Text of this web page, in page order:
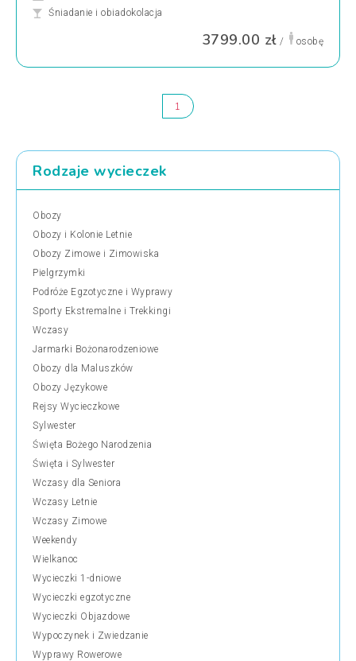
Śniadanie i obiadokolacja
3799.00 zł / osobę
1
Rodzaje wycieczek
Obozy
Obozy i Kolonie Letnie
Obozy Zimowe i Zimowiska
Pielgrzymki
Podróże Egzotyczne i Wyprawy
Sporty Ekstremalne i Trekkingi
Wczasy
Jarmarki Bożonarodzeniowe
Obozy dla Maluszków
Obozy Językowe
Rejsy Wycieczkowe
Sylwester
Święta Bożego Narodzenia
Święta i Sylwester
Wczasy dla Seniora
Wczasy Letnie
Wczasy Zimowe
Weekendy
Wielkanoc
Wycieczki 1-dniowe
Wycieczki egzotyczne
Wycieczki Objazdowe
Wypoczynek i Zwiedzanie
Wyprawy Rowerowe